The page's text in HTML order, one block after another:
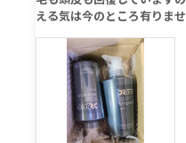
える気は今のところ有りま